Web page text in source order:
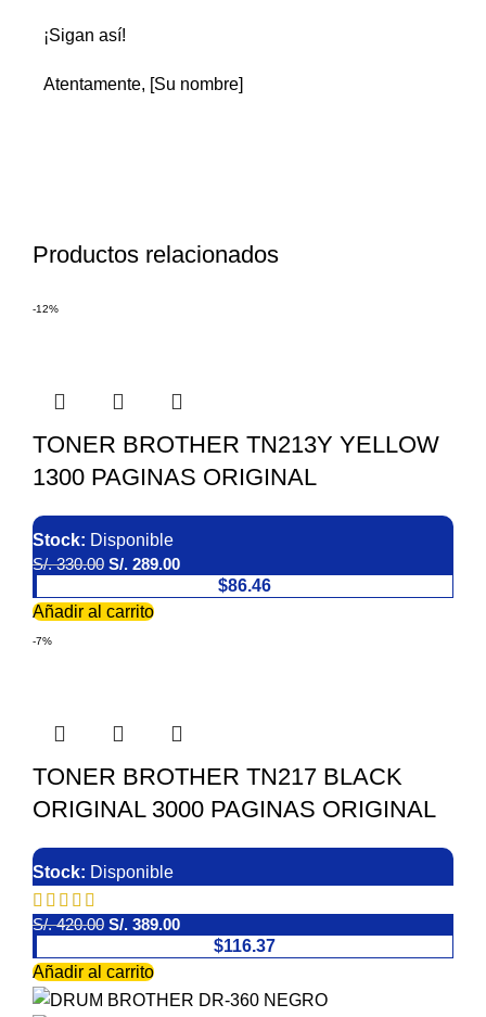
¡Sigan así!
Atentamente, [Su nombre]
Productos relacionados
-12%
TONER BROTHER TN213Y YELLOW
1300 PAGINAS ORIGINAL
Stock: Disponible
S/.330.00 S/. 289.00
$86.46
Añadir al carrito
-7%
TONER BROTHER TN217 BLACK
ORIGINAL 3000 PAGINAS ORIGINAL
Stock: Disponible
S/.420.00 S/. 389.00
$116.37
Añadir al carrito